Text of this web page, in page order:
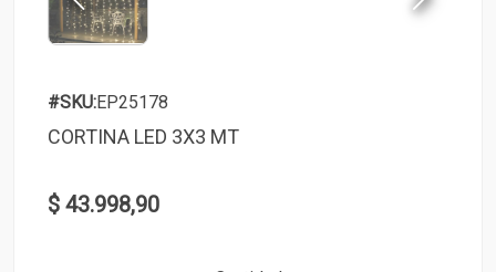
#SKU:EP25178
CORTINA LED 3X3 MT
$ 43.998,90